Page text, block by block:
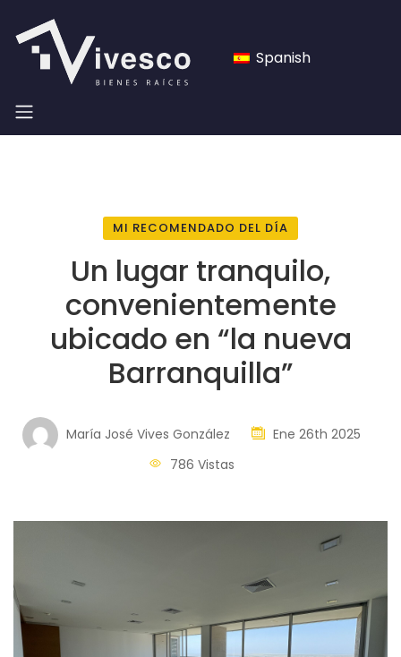
Spanish
MI RECOMENDADO DEL DÍA
Un lugar tranquilo,
convenientemente
ubicado en “la nueva
Barranquilla”
María José Vives González
Ene 26th 2025
786 Vistas